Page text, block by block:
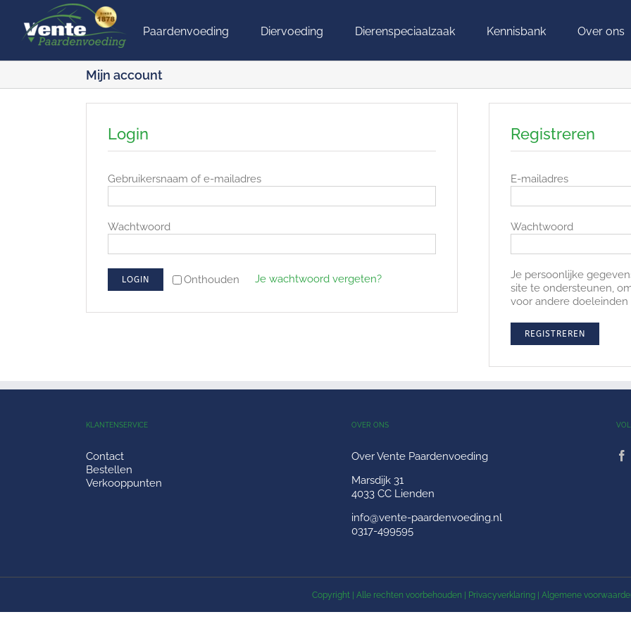
inhoud
Paardenvoeding Diervoeding Dierenspeciaalzaak Kennisbank Over ons
Mijn account
Login
Gebruikersnaam of e-mailadres
Wachtwoord
Onthouden
LOGIN Je wachtwoord vergeten?
Registreren
E-mailadres
Wachtwoord
Je persoonlijke
site te ondersteunen,
voor andere
REGISTREREN
KLANTENSERVICE
Contact
Bestellen
Verkooppunten
OVER ONS
Over Vente Paardenvoeding
Marsdijk 31
4033 CC Lienden
info@vente-paardenvoeding.nl
0317-499595
Copyright | Alle rechten voorbehouden | Privacyverklaring| Algemene